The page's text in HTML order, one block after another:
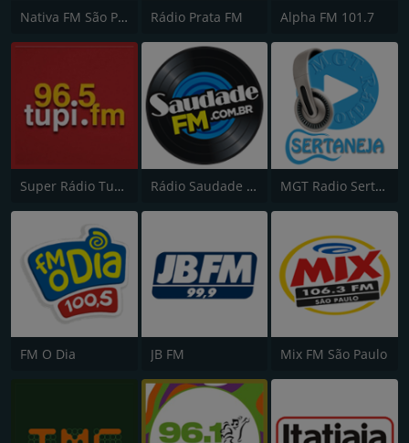
Nativa FM São Paulo Rádio Prata FM Alpha FM 101.7
Super Rádio Tupi FM Rádio Saudade FM 100.7 MGT Radio Sertaneja
FM O Dia JB FM Mix FM São Paulo